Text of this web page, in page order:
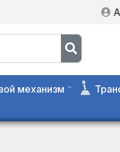
механизм